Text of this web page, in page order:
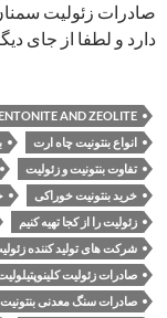
دارد و لطفا از جای
AND ZEOLITE
انواع بنتونیت چاه ارت
تفاوت بنتونیت و زئولیت
خرید بنتونیت خوراکی
زئولیت را از کجا تهیه کنیم
شرکت های تولید کننده
صادرات زئولیت
صادرات سنگ معدنی بنتونیت